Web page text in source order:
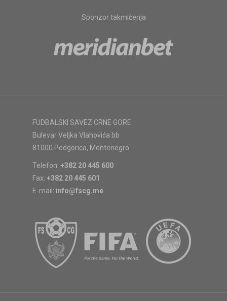
Sponzor takmičenja
FUDBALSKI SAVEZ CRNE GORE
Bulevar Veljka Vlahovića bb
81000 Podgorica, Montenegro
Telefon: +382 20 445 600
Fax: +382 20 445 601
E-mail: info@fscg.me